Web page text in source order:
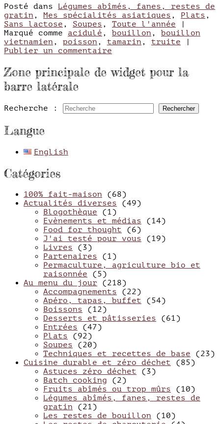
Posté dans
Légumes abîmés, fanes, restes de
gratin , Mes spécialités asiatiques , Plats ,
Sans lactose , Soupes , Toute l'année
|
Marqué comme
acidulé , bouillon , bouillon
vietnamien , poisson , tamarin , truite
|
Publier un commentaire
Zone principale de widget pour la
barre latérale
Recherche : Rechercher
Langue
English
Catégories
100% fait-maison (68)
Actualités diverses (49)
Blogothèque (1)
Evènements et médias (14)
Food for thought (6)
J'ai testé pour vous (19)
Livres (3)
Partenaires (1)
Permaculture, agriculture bio et
raisonnée (5)
Au menu du jour (218)
Accompagnements (22)
Apéro, tapas, buffet (54)
Boissons (12)
Desserts et pâtisseries (61)
Entrées (47)
Plats (92)
Soupes (20)
Techniques et recettes de base (23)
Cuisine durable et zéro déchet (85)
Astuces zéro déchet (3)
Batch cooking (2)
Fruits abîmés ou trop mûrs (10)
Légumes abîmés, fanes, restes de
gratin (21)
Les restes de bouillon (10)